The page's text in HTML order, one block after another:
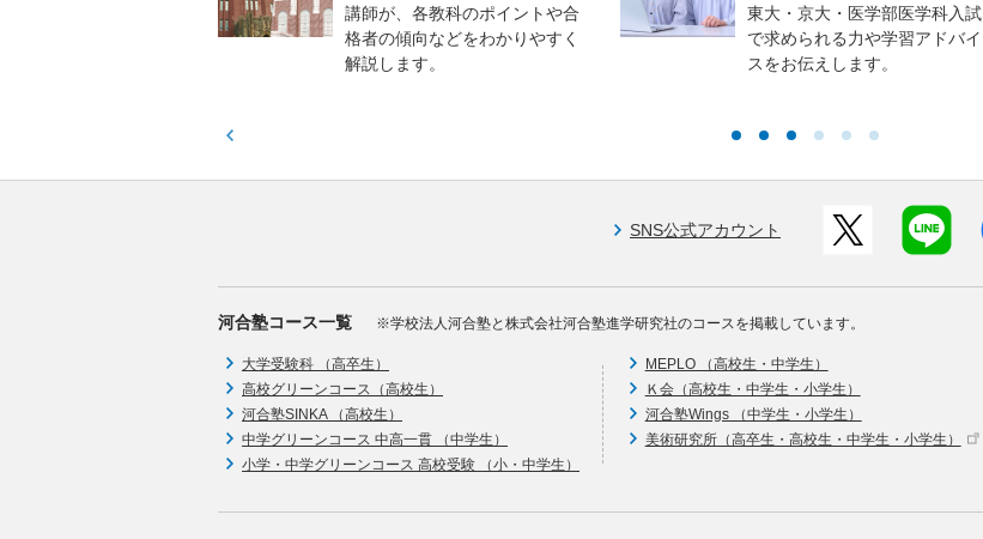
講師が、各教科のポイントや合
格者の傾向などをわかりやすく
解説します。
東大・京大・医学部医学科入試
で求められる力や学習アドバイ
スをお伝えします。
SNS公式アカウント
河合塾コース一覧 ※学校法人河合塾と株式会社河合塾進学研究社のコースを掲載しています。
大学受験科 （高卒生）
高校グリーンコース（高校生）
河合塾SINKA （高校生）
中学グリーンコース 中高一貫 （中学生）
小学・中学グリーンコース 高校受験 （小・中学生）
MEPLO （高校生・中学生）
Ｋ会（高校生・中学生・小学生）
河合塾Wings （中学生・小学生）
美術研究所（高卒生・高校生・中学生・小学生）